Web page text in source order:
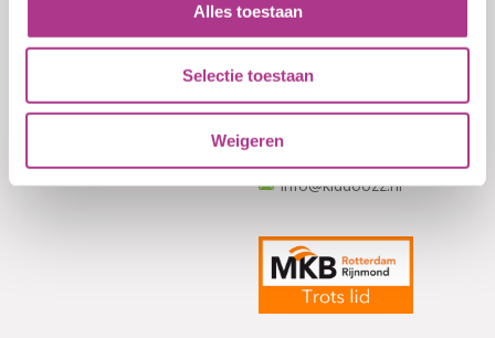
Alles toestaan
Selectie toestaan
Weigeren
Formulieren
Verkorte
Contact
Kiddoozz
3086 JN Rotterdam
010 - 2041820
info@kiddoozz.nl